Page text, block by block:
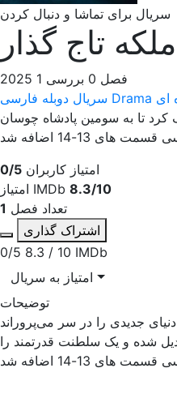
سریال برای تماشا و دنبال کردن
2025 1 فصل 0 بررسی
سریال دوبله فارسی Drama ای
تا به سومین پادشاه چوسان
13-14 اضافه شد
امتیاز کاربران 0/5
امتیاز IMDb 8.3/10
تعداد فصل 1
اشتراک گذاری
0/5 8.3 / 10 IMDb
توضیحات
جدیدی را در سر می‌پروراند
شده و یک سلطنت قدرتمند را
13-14 اضافه شد